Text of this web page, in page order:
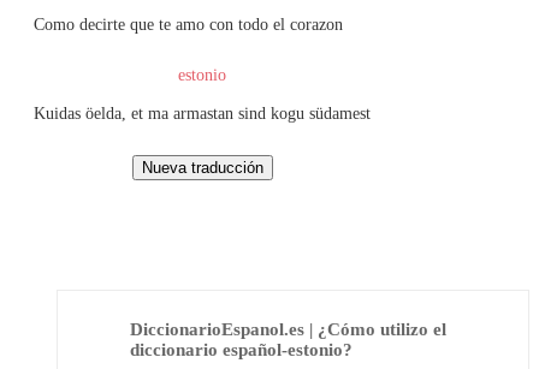
Como decirte que te amo con todo el corazon
estonio
Kuidas öelda, et ma armastan sind kogu südamest
DiccionarioEspanol.es | ¿Cómo utilizo el
diccionario español-estonio?